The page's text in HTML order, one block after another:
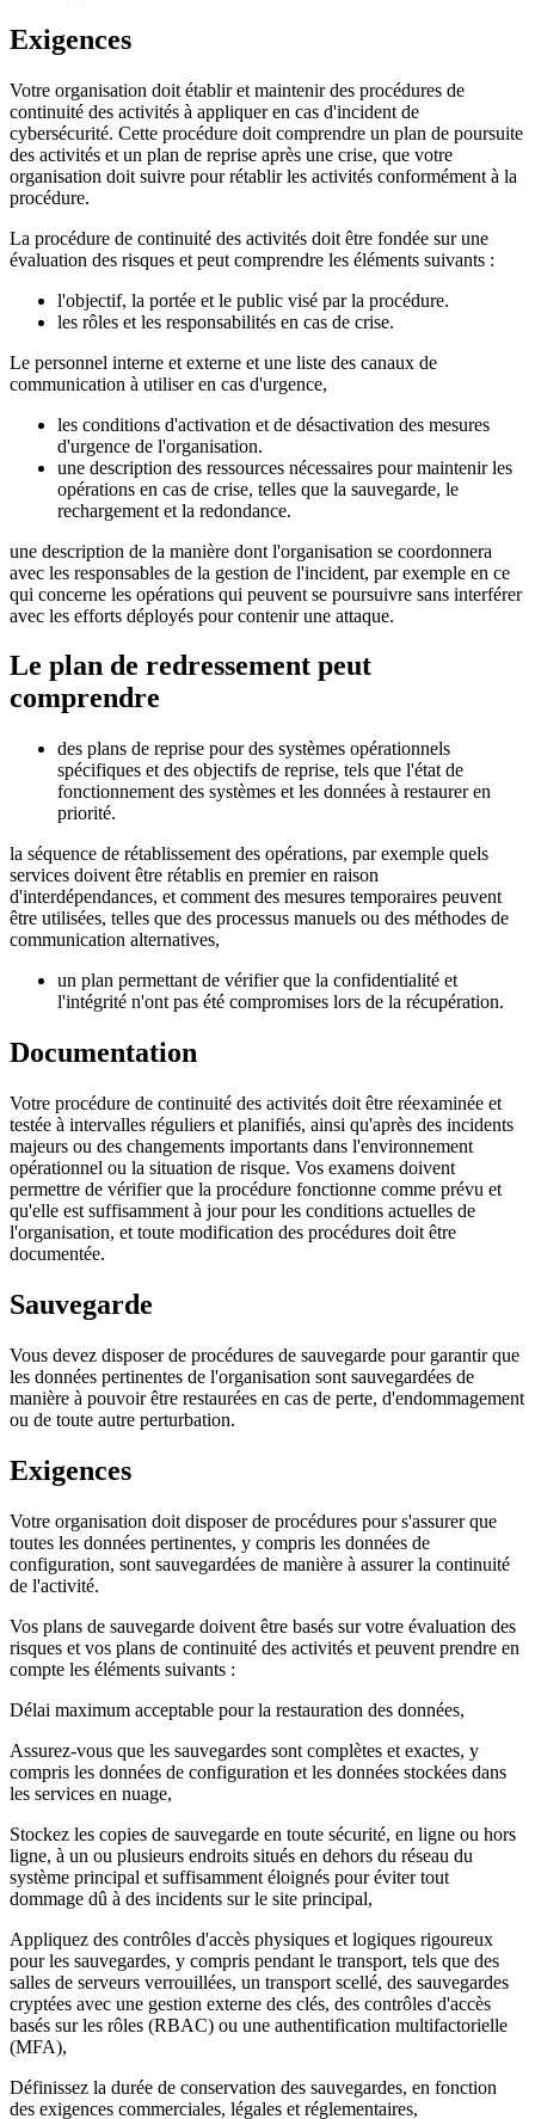
Exigences
Votre organisation doit établir et maintenir des procédures de
continuité des activités à appliquer en cas d'incident de
cybersécurité. Cette procédure doit comprendre un plan de poursuite
des activités et un plan de reprise après une crise, que votre
organisation doit suivre pour rétablir les activités conformément à la
procédure.
La procédure de continuité des activités doit être fondée sur une
évaluation des risques et peut comprendre les éléments suivants :
l'objectif, la portée et le public visé par la procédure.
les rôles et les responsabilités en cas de crise.
Le personnel interne et externe et une liste des canaux de
communication à utiliser en cas d'urgence,
les conditions d'activation et de désactivation des mesures
d'urgence de l'organisation.
une description des ressources nécessaires pour maintenir les
opérations en cas de crise, telles que la sauvegarde, le
rechargement et la redondance.
une description de la manière dont l'organisation se coordonnera
avec les responsables de la gestion de l'incident, par exemple en ce
qui concerne les opérations qui peuvent se poursuivre sans interférer
avec les efforts déployés pour contenir une attaque.
Le plan de redressement peut
comprendre
des plans de reprise pour des systèmes opérationnels
spécifiques et des objectifs de reprise, tels que l'état de
fonctionnement des systèmes et les données à restaurer en
priorité.
la séquence de rétablissement des opérations, par exemple quels
services doivent être rétablis en premier en raison
d'interdépendances, et comment des mesures temporaires peuvent
être utilisées, telles que des processus manuels ou des méthodes de
communication alternatives,
un plan permettant de vérifier que la confidentialité et
l'intégrité n'ont pas été compromises lors de la récupération.
Documentation
Votre procédure de continuité des activités doit être réexaminée et
testée à intervalles réguliers et planifiés, ainsi qu'après des incidents
majeurs ou des changements importants dans l'environnement
opérationnel ou la situation de risque. Vos examens doivent
permettre de vérifier que la procédure fonctionne comme prévu et
qu'elle est suffisamment à jour pour les conditions actuelles de
l'organisation, et toute modification des procédures doit être
documentée.
Sauvegarde
Vous devez disposer de procédures de sauvegarde pour garantir que
les données pertinentes de l'organisation sont sauvegardées de
manière à pouvoir être restaurées en cas de perte, d'endommagement
ou de toute autre perturbation.
Exigences
Votre organisation doit disposer de procédures pour s'assurer que
toutes les données pertinentes, y compris les données de
configuration, sont sauvegardées de manière à assurer la continuité
de l'activité.
Vos plans de sauvegarde doivent être basés sur votre évaluation des
risques et vos plans de continuité des activités et peuvent prendre en
compte les éléments suivants :
Délai maximum acceptable pour la restauration des données,
Assurez-vous que les sauvegardes sont complètes et exactes, y
compris les données de configuration et les données stockées dans
les services en nuage,
Stockez les copies de sauvegarde en toute sécurité, en ligne ou hors
ligne, à un ou plusieurs endroits situés en dehors du réseau du
système principal et suffisamment éloignés pour éviter tout
dommage dû à des incidents sur le site principal,
Appliquez des contrôles d'accès physiques et logiques rigoureux
pour les sauvegardes, y compris pendant le transport, tels que des
salles de serveurs verrouillées, un transport scellé, des sauvegardes
cryptées avec une gestion externe des clés, des contrôles d'accès
basés sur les rôles (RBAC) ou une authentification multifactorielle
(MFA),
Définissez la durée de conservation des sauvegardes, en fonction
des exigences commerciales, légales et réglementaires,